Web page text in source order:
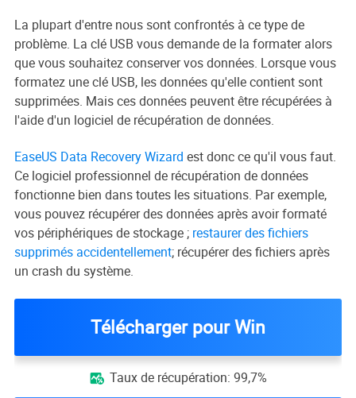
La plupart d'entre nous sont confrontés à ce type de
problème. La clé USB vous demande de la formater alors
que vous souhaitez conserver vos données. Lorsque vous
formatez une clé USB, les données qu'elle contient sont
supprimées. Mais ces données peuvent être récupérées à
l'aide d'un logiciel de récupération de données.
EaseUS Data Recovery Wizard est donc ce qu'il vous faut.
Ce logiciel professionnel de récupération de données
fonctionne bien dans toutes les situations. Par exemple,
vous pouvez récupérer des données après avoir formaté
vos périphériques de stockage ; restaurer des fichiers
supprimés accidentellement; récupérer des fichiers après
un crash du système.
Télécharger pour Win
 Taux de récupération: 99,7%